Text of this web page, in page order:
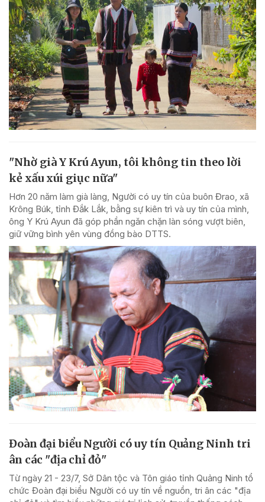
"Nhờ già Y Krú Ayun, tôi không tin theo lời
kẻ xấu xúi giục nữa"
Hơn 20 năm làm già làng, Người có uy tín của buôn Đrao, xã
Krông Búk, tỉnh Đắk Lắk, bằng sự kiên trì và uy tín của mình,
ông Y Krú Ayun đã góp phần ngăn chặn làn sóng vượt biên,
giữ vững bình yên vùng đồng bào DTTS.
Đoàn đại biểu Người có uy tín Quảng Ninh tri
ân các "địa chỉ đỏ"
Từ ngày 21 - 23/7, Sở Dân tộc và Tôn giáo tỉnh Quảng Ninh tổ
chức Đoàn đại biểu Người có uy tín về nguồn, tri ân các "địa